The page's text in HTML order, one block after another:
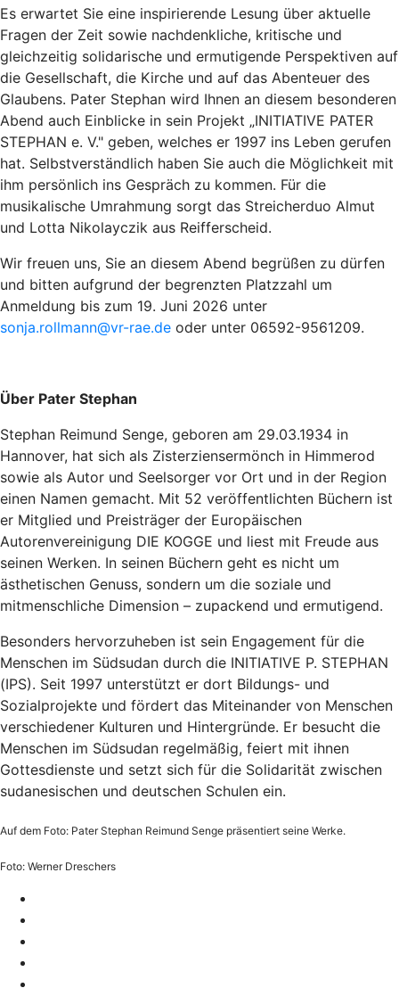
Es erwartet Sie eine inspirierende Lesung über aktuelle
Fragen der Zeit sowie nachdenkliche, kritische und
gleichzeitig solidarische und ermutigende Perspektiven auf
die Gesellschaft, die Kirche und auf das Abenteuer des
Glaubens. Pater Stephan wird Ihnen an diesem besonderen
Abend auch Einblicke in sein Projekt „INITIATIVE PATER
STEPHAN e. V." geben, welches er 1997 ins Leben gerufen
hat. Selbstverständlich haben Sie auch die Möglichkeit mit
ihm persönlich ins Gespräch zu kommen. Für die
musikalische Umrahmung sorgt das Streicherduo Almut
und Lotta Nikolayczik aus Reifferscheid.
Wir freuen uns, Sie an diesem Abend begrüßen zu dürfen
und bitten aufgrund der begrenzten Platzzahl um
Anmeldung bis zum 19. Juni 2026 unter
sonja.rollmann@vr-rae.de oder unter 06592-9561209.
Über Pater Stephan
Stephan Reimund Senge, geboren am 29.03.1934 in
Hannover, hat sich als Zisterziensermönch in Himmerod
sowie als Autor und Seelsorger vor Ort und in der Region
einen Namen gemacht. Mit 52 veröffentlichten Büchern ist
er Mitglied und Preisträger der Europäischen
Autorenvereinigung DIE KOGGE und liest mit Freude aus
seinen Werken. In seinen Büchern geht es nicht um
ästhetischen Genuss, sondern um die soziale und
mitmenschliche Dimension – zupackend und ermutigend.
Besonders hervorzuheben ist sein Engagement für die
Menschen im Südsudan durch die INITIATIVE P. STEPHAN
(IPS). Seit 1997 unterstützt er dort Bildungs- und
Sozialprojekte und fördert das Miteinander von Menschen
verschiedener Kulturen und Hintergründe. Er besucht die
Menschen im Südsudan regelmäßig, feiert mit ihnen
Gottesdienste und setzt sich für die Solidarität zwischen
sudanesischen und deutschen Schulen ein.
Auf dem Foto: Pater Stephan Reimund Senge präsentiert seine Werke.
Foto: Werner Dreschers